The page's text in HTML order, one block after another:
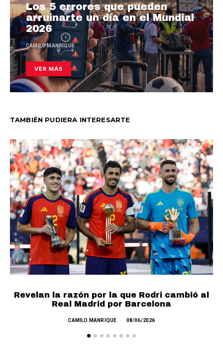
Los 5 errores que pueden
arruinarte un día en el Mundial
2026
CAMILO MANRIQUE
VER MÁS
TAMBIÉN PUDIERA INTERESARTE
Revelan la razón por la que Rodri cambió al
Real Madrid por Barcelona
CAMILO MANRIQUE 08/06/2026